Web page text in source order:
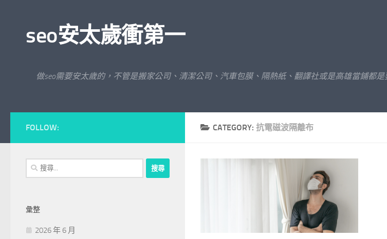
seo安太歲衝第一
做seo需要安太歲的，不管是搬家公司、清潔公司、汽車包膜、隔熱紙、翻譯社或是高雄當鋪都
CATEGORY: 抗電磁波隔離布
FOLLOW:
搜
尋
字:
彙整
2026 年 6 月